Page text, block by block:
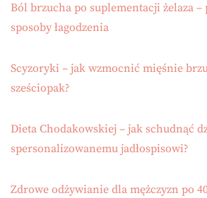
Ból brzucha po suplementacji żelaza –
sposoby łagodzenia
Scyzoryki – jak wzmocnić mięśnie
sześciopak?
Dieta Chodakowskiej – jak schudnąć
spersonalizowanemu jadłospisowi?
Zdrowe odżywianie dla mężczyzn po